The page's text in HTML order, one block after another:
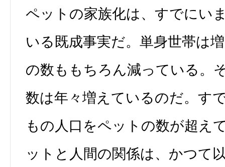
ペットの家族化は、すでにい
いる既成事実だ。単身世帯は
の数ももちろん減っている。
数は年々増えているのだ。す
もの人口をペットの数が超え
ットと人間の関係は、かつて